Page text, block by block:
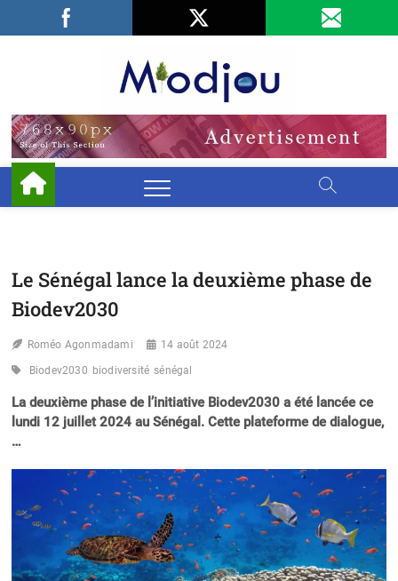
Facebook
LinkedIn
Le Sénégal lance la deuxième phase de
Biodev2030
Roméo Agonmadami 14 août 2024
Biodev2030 biodiversité sénégal
La deuxième phase de l’initiative Biodev2030 a été lancée ce
lundi 12 juillet 2024 au Sénégal. Cette plateforme de dialogue,
…